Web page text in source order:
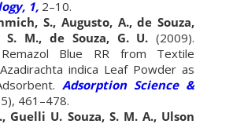
1, 2–10.
S., Augusto, A., de Souza,
S. M., de Souza, G. U.(2009).
Blue RR from Textile
indica Leaf Powder as
Adsorption Science &
461–478.
Guelli U. Souza, S. M. A., Ulson